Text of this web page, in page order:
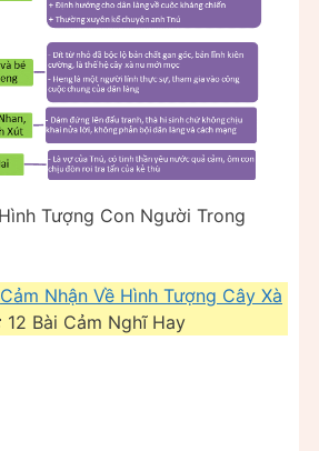
Tượng Con Người Trong
Cảm Nhận Về Hình Tượng Cây Xà
12 Bài Cảm Nghĩ Hay